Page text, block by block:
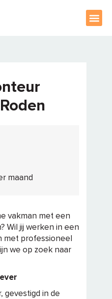
maand
vakman met een
Wil jij werken in een
met professioneel
we op zoek naar
gevestigd in de